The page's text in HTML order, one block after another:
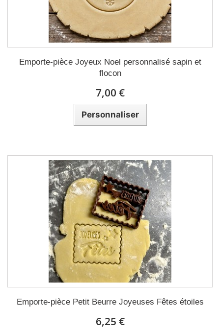
Emporte-pièce Joyeux Noel personnalisé sapin et
flocon
7,00 €
Personnaliser
Emporte-pièce Petit Beurre Joyeuses Fêtes étoiles
6,25 €